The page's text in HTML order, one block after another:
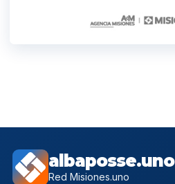
albaposse.uno
Red Misiones.uno